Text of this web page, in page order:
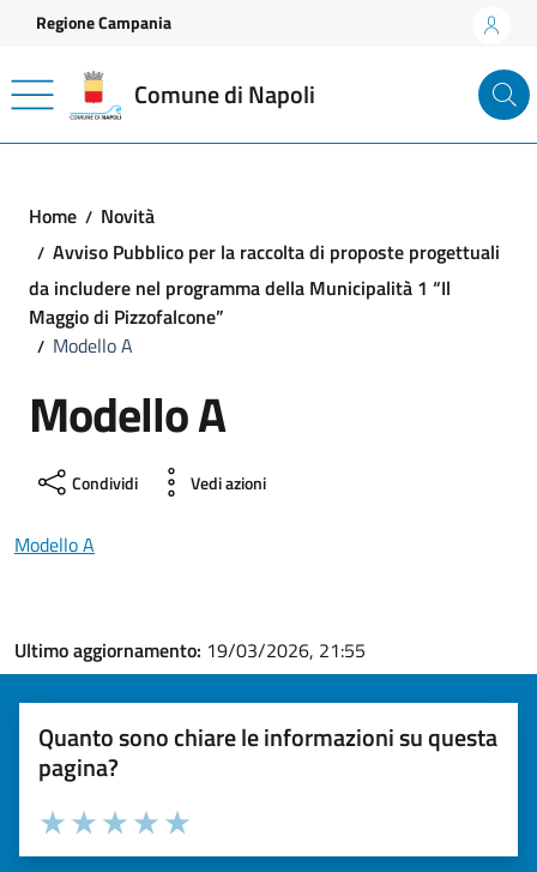
Vai ai contenuti
Vai al footer
Regione Campania
Comune di Napoli
Home
Novità
Avviso Pubblico per la raccolta di proposte progettuali
da includere nel programma della Municipalità 1 “Il
Maggio di Pizzofalcone”
Modello A
Modello A
Condividi Vedi azioni
Modello A
Ultimo aggiornamento: 19/03/2026, 21:55
Quanto sono chiare le informazioni su questa
pagina?
Valuta la chiarezza delle informazioni (da 1 a 5 stelle)
Seleziona il numero di stelle per valutare la chiarezza delle
Valuta 5 stelle su 5
Valuta 4 stelle su 5
Valuta 3 stelle su 5
Valuta 2 stelle su 5
Valuta 1 stelle su 5